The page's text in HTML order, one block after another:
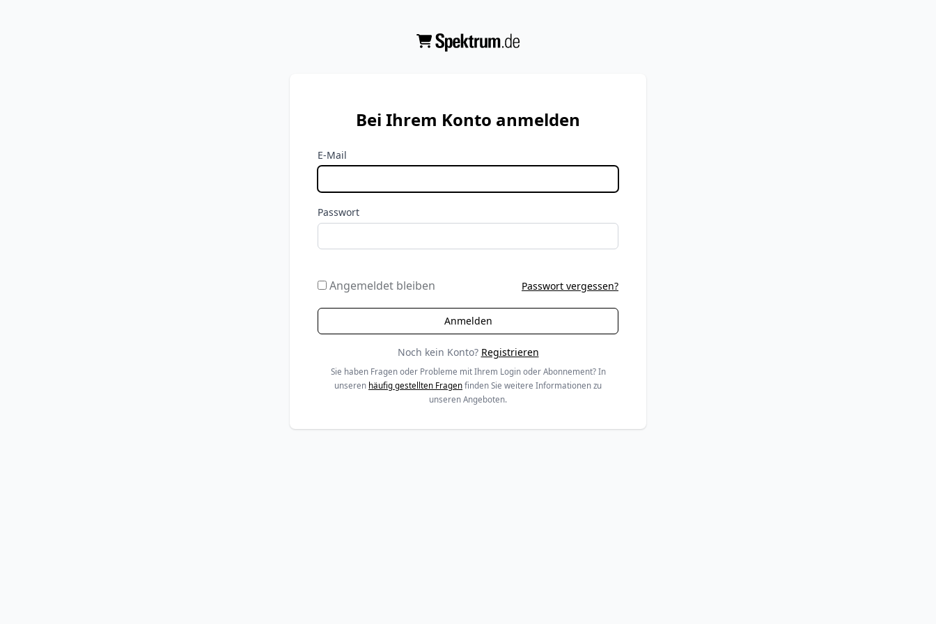
Bei Ihrem Konto anmelden
E-Mail
Passwort
Angemeldet bleiben Passwort vergessen?
Noch kein Konto? Registrieren
Sie haben Fragen oder Probleme mit Ihrem Login oder Abonnement? In
unseren häufig gestellten Fragen finden Sie weitere Informationen zu
unseren Angeboten.